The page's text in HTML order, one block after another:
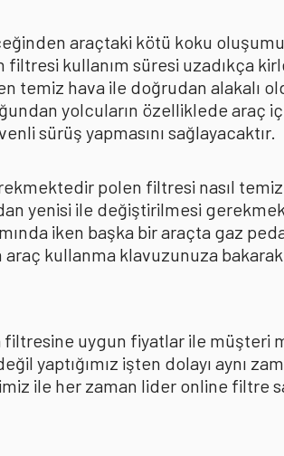
araçtaki kötü koku
filtresi kullanım süresi uzadıkça
temiz hava ile doğrudan alakalı
yolcuların özelliklede araç
sürüş yapmasını sağlayacaktır.
polen filtresi nasıl
yenisi ile değiştirilmesi
iken başka bir araçta gaz
araç kullanma klavuzunuza bakarak
uygun fiyatlar ile müşteri
yaptığımız işten dolayı aynı
ile her zaman lider online filtre